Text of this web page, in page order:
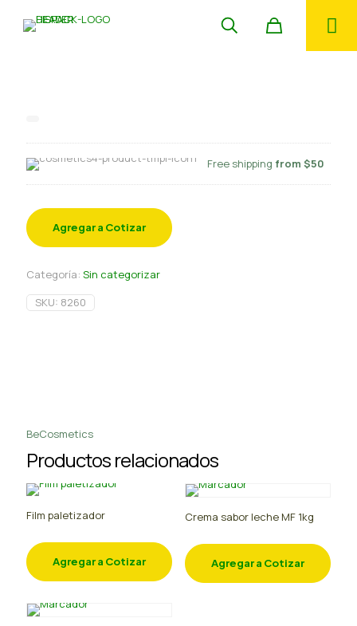
Free shipping from $50
Agregar a Cotizar
Categoría: Sin categorizar
SKU: 8260
BeCosmetics
Productos relacionados
Film paletizador
Agregar a Cotizar
Crema sabor leche MF 1kg
Agregar a Cotizar